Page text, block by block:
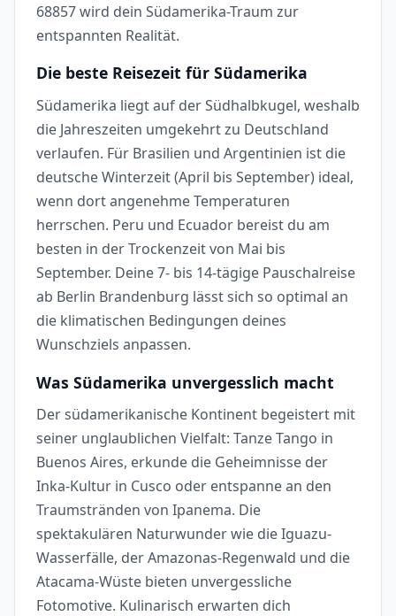
68857 wird dein Südamerika-Traum zur
entspannten Realität.
Die beste Reisezeit für Südamerika
Südamerika liegt auf der Südhalbkugel, weshalb
die Jahreszeiten umgekehrt zu Deutschland
verlaufen. Für Brasilien und Argentinien ist die
deutsche Winterzeit (April bis September) ideal,
wenn dort angenehme Temperaturen
herrschen. Peru und Ecuador bereist du am
besten in der Trockenzeit von Mai bis
September. Deine 7- bis 14-tägige Pauschalreise
ab Berlin Brandenburg lässt sich so optimal an
die klimatischen Bedingungen deines
Wunschziels anpassen.
Was Südamerika unvergesslich macht
Der südamerikanische Kontinent begeistert mit
seiner unglaublichen Vielfalt: Tanze Tango in
Buenos Aires, erkunde die Geheimnisse der
Inka-Kultur in Cusco oder entspanne an den
Traumstränden von Ipanema. Die
spektakulären Naturwunder wie die Iguazu-
Wasserfälle, der Amazonas-Regenwald und die
Atacama-Wüste bieten unvergessliche
Fotomotive. Kulinarisch erwarten dich